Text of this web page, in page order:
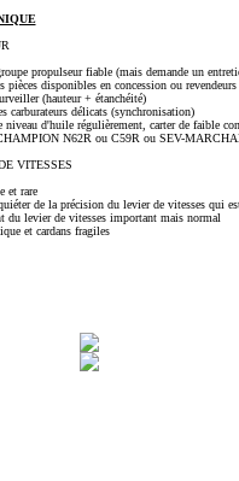
propulseur fiable (mais demande un
pièces disponibles en concession ou revendeurs
(hauteur + étanchéité)
carburateurs délicats (synchronisation)
niveau d'huile régulièrement, carter de faible
N62R ou C59R ou SEV-
VITESSES
et rare
de la précision du levier de vitesses qui
du levier de vitesses important mais normal
et cardans fragiles